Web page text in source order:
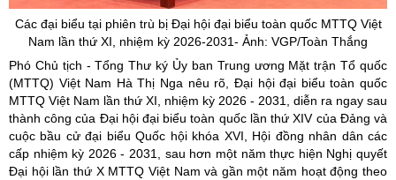
Các đại biểu tại phiên trù bị Đại hội đại biểu toàn quốc MTTQ Việt
Nam lần thứ XI, nhiệm kỳ 2026-2031- Ảnh: VGP/Toàn Thắng
Phó Chủ tịch - Tổng Thư ký Ủy ban Trung ương Mặt trận Tổ quốc
(MTTQ) Việt Nam Hà Thị Nga nêu rõ, Đại hội đại biểu toàn quốc
MTTQ Việt Nam lần thứ XI, nhiệm kỳ 2026 - 2031, diễn ra ngay sau
thành công của Đại hội đại biểu toàn quốc lần thứ XIV của Đảng và
cuộc bầu cử đại biểu Quốc hội khóa XVI, Hội đồng nhân dân các
cấp nhiệm kỳ 2026 - 2031, sau hơn một năm thực hiện Nghị quyết
Đại hội lần thứ X MTTQ Việt Nam và gần một năm hoạt động theo